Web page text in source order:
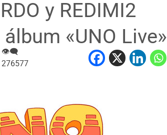
y REDIMI2
«UNO Live»
👁‍🗨
276577